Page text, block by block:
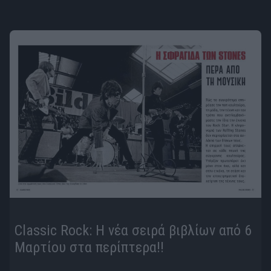
Classic Rock: Η νέα σειρά βιβλίων από 6
Μαρτίου στα περίπτερα!!